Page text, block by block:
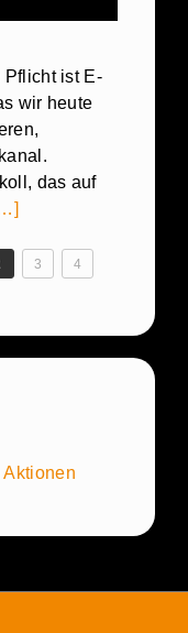
Pflicht ist E-
wir heute
das auf
3 4